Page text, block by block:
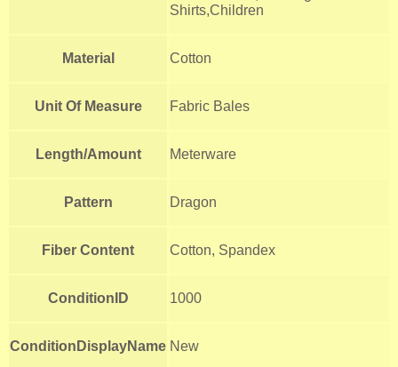
Shirts,Children
Material Cotton
Unit Of Measure Fabric Bales
Length/Amount Meterware
Pattern Dragon
Fiber Content Cotton, Spandex
ConditionID 1000
ConditionDisplayName New